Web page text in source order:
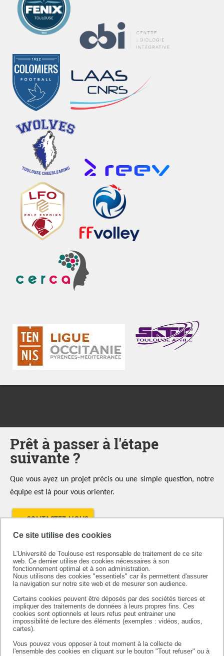
Ce site utilise des cookies
L'Université de Toulouse est responsable de traitement de ce site
web. Ce dernier utilise des cookies nécessaires à son
fonctionnement optimal et à son administration.
Nous utilisons des cookies "essentiels" car ils permettent d'assurer
la navigation sur notre site web et de mesurer son audience.
Certains cookies peuvent être déposés par des sociétés tierces et
impliquer des traitements de données à leurs propres fins. Ces
cookies sont optionnels et leurs refus peut entrainer une
impossibilité de lecture des éléments (exemples : vidéos, audios,
cartes).
Vous pouvez vous opposer à tout moment à la collecte de
l'ensemble des cookies en cliquant sur le bouton "Tout refuser" ou à
Fénix
Handball
Colomiers
Football
LAAS
Wolves REEV
football
FF
Volley
Prêt à passer à l'étape
suivante ?
Que vous ayez un projet précis ou une simple question, notre
équipe est là pour vous orienter.
→ CONTACTEZ-NOUS